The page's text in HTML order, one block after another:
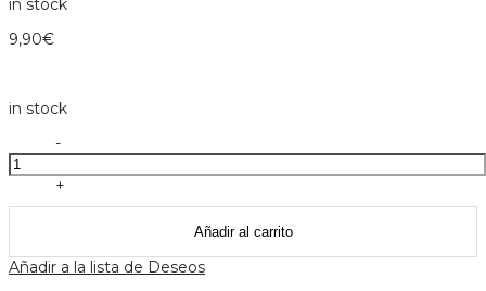
in stock
9,90€
in stock
-
candy
stripe
+
Añadir al carrito
Añadir a la lista de Deseos